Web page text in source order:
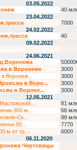
03.05.2022
40
23.04.2022
7000
24.02.2022
40
09.02.2022
24.06.2021
в Воронеже
3000
Воронеж...
3000
в Воро...
3000
в Вороне...
3000
12.05.2021
81
66
Ск...
88
80...
7770
от тр...
6000
06.11.2020
Чертовицы